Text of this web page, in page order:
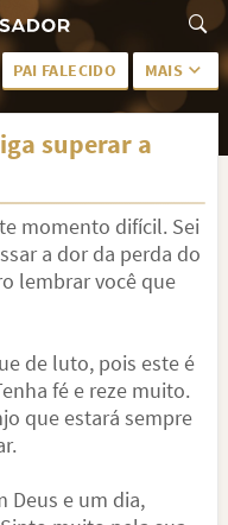
PAI FALECIDO MAIS
PALAVRAS
PÊSAMES
DESCANSE EM PAZ
PÊSAMES PARA AMIGO
FIM DE NAMORO
superar a
momento difícil. Sei
a dor da perda do
lembrar você que
de luto, pois este é
fé e reze muito.
que estará sempre
Deus e um dia,